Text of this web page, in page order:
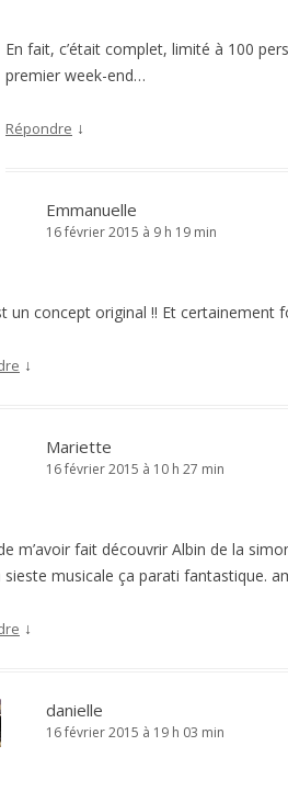
En fait, c’était complet, limité à 100
premier week-end…
Répondre ↓
Emmanuelle
16 février 2015 à 9 h 19 min
un concept original !! Et certainement
↓
Mariette
16 février 2015 à 10 h 27 min
m’avoir fait découvrir Albin de la
sieste musicale ça parati fantastique.
↓
danielle
16 février 2015 à 19 h 03 min